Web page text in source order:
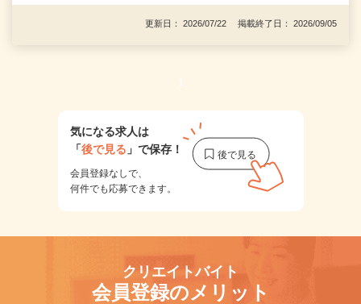
更新日： 2026/07/22 掲載終了日： 2026/09/05
1
気になる求人は
「後で見る 」で保存！
会員登録なしで、
何件でも応募できます。
クリエイトバイト
会員登録のメリット